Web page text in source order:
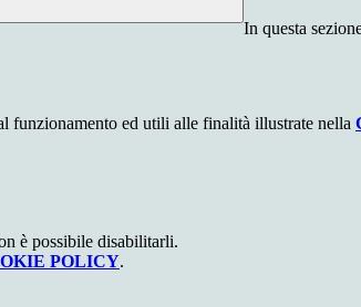
In questa
funzionamento ed utili alle finalità illustrate nella
è possibile disabilitarli.
POLICY.